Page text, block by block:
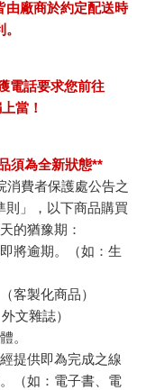
由廠商於約定配送時
電話要求您前往
當！
須為全新狀態**
消費者保護處公告之
則」，以下商品購買
的猶豫期：
將逾期。（如：生
客製化商品）
文雜誌）
。
提供即為完成之線
（如：電子書、電